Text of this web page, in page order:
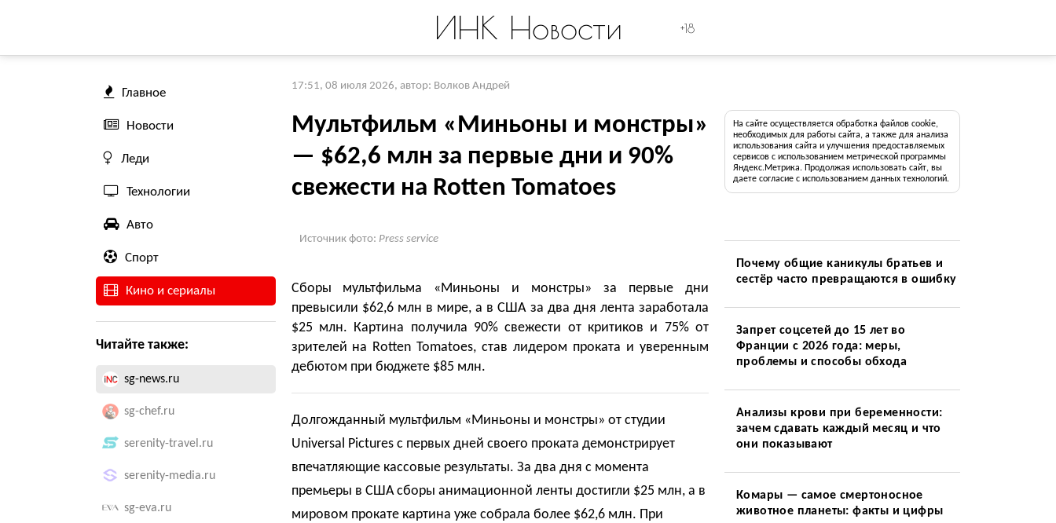
ИНК Новости +18
Главное
Новости
Леди
Технологии
Авто
Спорт
Кино и сериалы
Читайте также:
sg-news.ru
sg-chef.ru
serenity-travel.ru
serenity-media.ru
sg-eva.ru
17:51, 08 июля 2026, автор: Волков Андрей
Мультфильм «Миньоны и монстры»
— $62,6 млн за первые дни и 90%
свежести на Rotten Tomatoes
Источник фото: Press service
Сборы мультфильма «Миньоны и монстры» за первые дни
превысили $62,6 млн в мире, а в США за два дня лента заработала
$25 млн. Картина получила 90% свежести от критиков и 75% от
зрителей на Rotten Tomatoes, став лидером проката и уверенным
дебютом при бюджете $85 млн.
Долгожданный мультфильм «Миньоны и монстры» от студии
Universal Pictures с первых дней своего проката демонстрирует
впечатляющие кассовые результаты. За два дня с момента
премьеры в США сборы анимационной ленты достигли $25 млн, а в
мировом прокате картина уже собрала более $62,6 млн. При
На сайте осуществляется обработка файлов cookie,
необходимых для работы сайта, а также для анализа
использования сайта и улучшения предоставляемых
сервисов с использованием метрической программы
Яндекс.Метрика. Продолжая использовать сайт, вы
даете согласие с использованием данных технологий.
Почему общие каникулы братьев и
сестёр часто превращаются в ошибку
Запрет соцсетей до 15 лет во
Франции с 2026 года: меры,
проблемы и способы обхода
Анализы крови при беременности:
зачем сдавать каждый месяц и что
они показывают
Комары — самое смертоносное
животное планеты: факты и цифры